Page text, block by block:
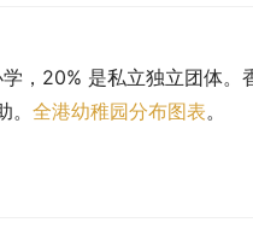
学，20% 是私立独立团体
全港幼稚园分布图表。